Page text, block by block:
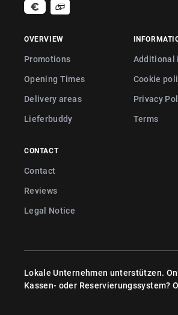
OVERVIEW
Promotions
Opening Times
Delivery areas
Lieferbuddy
Additional
Cookie
Privacy
Terms
CONTACT
Contact
Reviews
Legal Notice
Lokale Unternehmen unterstützen.
Kassen- oder Reservierungssystem?